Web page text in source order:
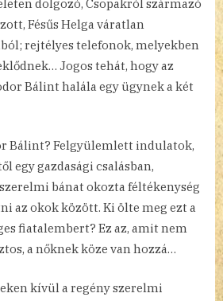
dolgozó, Csopakról származó
Fésűs Helga váratlan
rejtélyes telefonok, melyekben
Jogos tehát, hogy az
Bálint halála egy ügynek a két
Bálint? Felgyülemlett indulatok,
egy gazdasági csalásban,
bánat okozta féltékenység
az okok között. Ki ölte meg ezt a
fiatalembert? Ez az, amit nem
a nőknek köze van hozzá…
kívül a regény szerelmi